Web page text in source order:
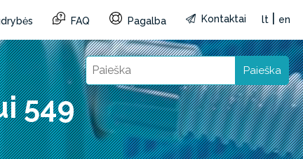
FAQ Pagalba Kontaktai lt en
Paieška
549